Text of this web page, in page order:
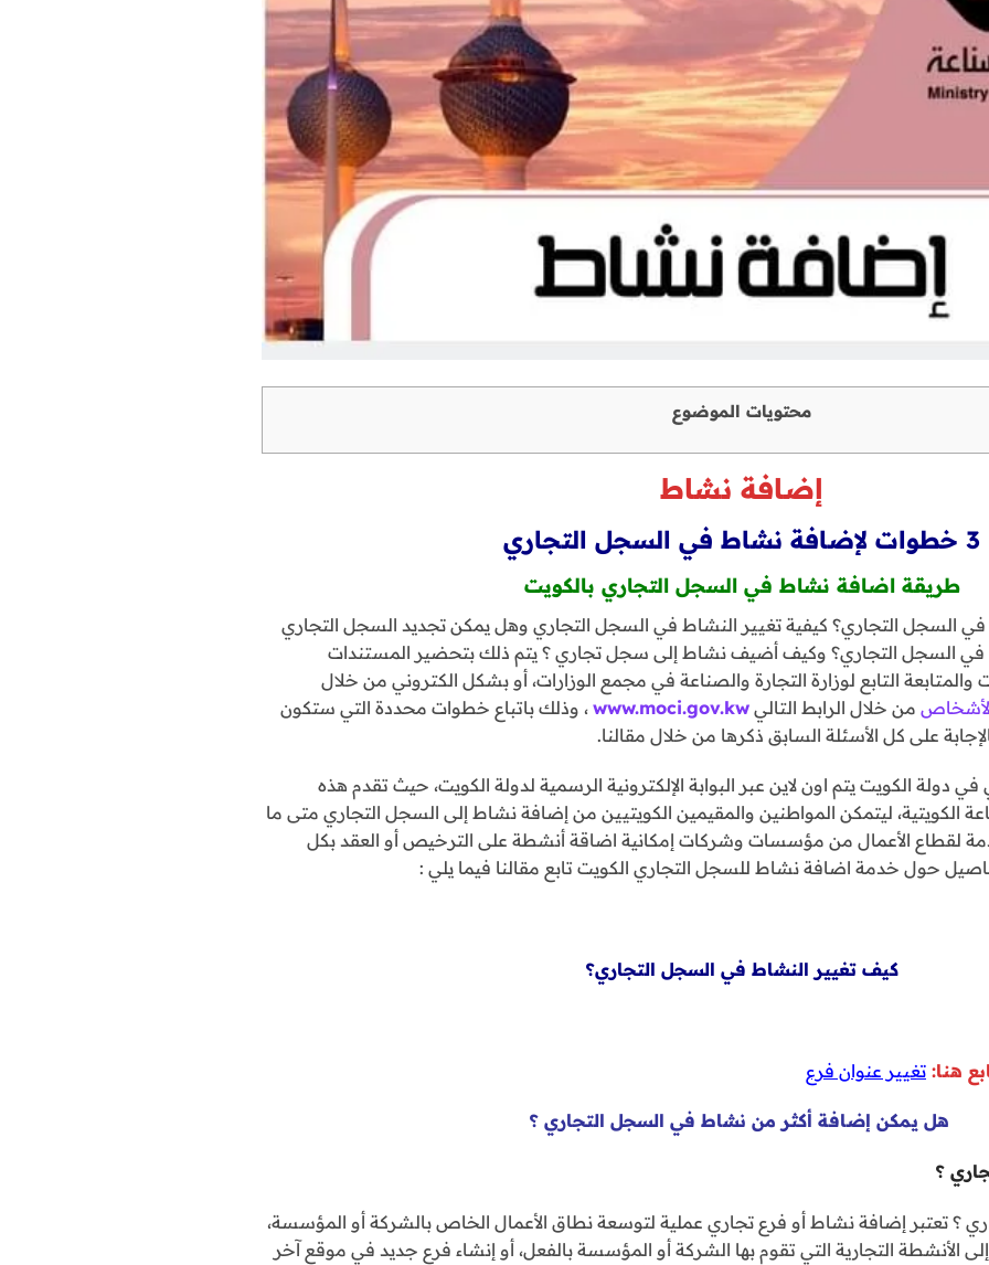
محتويات الموضوع
إضافة نشاط
3 خطوات لإضافة نشاط في السجل التجاري
طريقة اضافة نشاط في السجل التجاري بالكويت
السجل التجاري؟ كيفية تغيير النشاط في السجل التجاري وهل يمكن تجديد السجل التجاري
في السجل التجاري؟ وكيف أضيف نشاط إلى سجل تجاري ؟ يتم ذلك بتحضير المستندات
والمتابعة التابع لوزارة التجارة والصناعة في مجمع الوزارات، أو بشكل الكتروني من خلال
الأشخاص من خلال الرابط التالي www.moci.gov.kw ، وذلك باتباع خطوات محددة التي ستكون
على كل الأسئلة السابق ذكرها من خلال مقالنا.
الكويت يتم اون لاين عبر البوابة الإلكترونية الرسمية لدولة الكويت، حيث تقدم هذه
الكويتية، ليتمكن المواطنين والمقيمين الكويتيين من إضافة نشاط إلى السجل التجاري متى ما
لقطاع الأعمال من مؤسسات وشركات إمكانية اضاقة أنشطة على الترخيص أو العقد بكل
حول خدمة اضافة نشاط للسجل التجاري الكويت تابع مقالنا فيما يلي :
كيف تغيير النشاط في السجل التجاري؟
هنا: تغيير عنوان فرع
هل يمكن إضافة أكثر من نشاط في السجل التجاري ؟
؟
تعتبر إضافة نشاط أو فرع تجاري عملية لتوسعة نطاق الأعمال الخاص بالشركة أو المؤسسة،
التجارية التي تقوم بها الشركة أو المؤسسة بالفعل، أو إنشاء فرع جديد في موقع آخر